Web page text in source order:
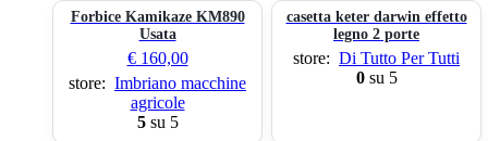
Forbice Kamikaze KM890
Usata
€160,00
store: Imbriano macchine
agricole
5su 5
casetta keter darwin effetto
legno 2 porte
store: Di Tutto Per Tutti
0su 5